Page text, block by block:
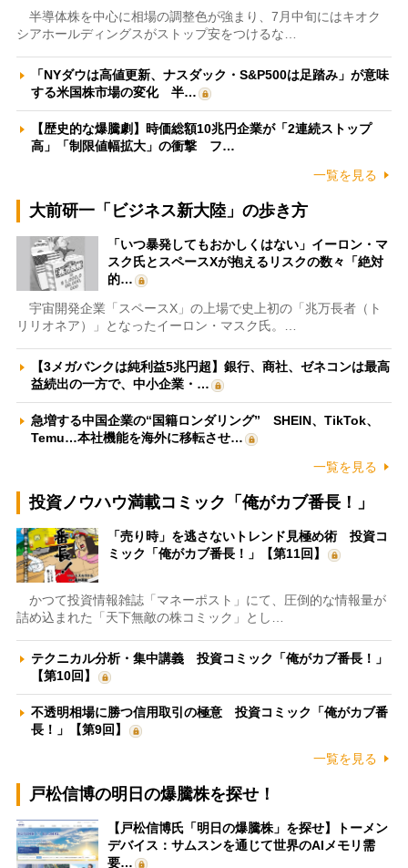
半導体株を中心に相場の調整色が強まり、7月中旬にはキオク
シアホールディングスがストップ安をつけるな…
「NYダウは高値更新、ナスダック・S&P500は足踏み」が意味
する米国株市場の変化 半…
【歴史的な爆騰劇】時価総額10兆円企業が「2連続ストップ
高」「制限値幅拡大」の衝撃 フ…
一覧を見る
大前研一「ビジネス新大陸」の歩き方
「いつ暴発してもおかしくはない」イーロン・マ
スク氏とスペースXが抱えるリスクの数々「絶対
的…
宇宙開発企業「スペースX」の上場で史上初の「兆万長者（ト
リリオネア）」となったイーロン・マスク氏。…
【3メガバンクは純利益5兆円超】銀行、商社、ゼネコンは最高
益続出の一方で、中小企業・…
急増する中国企業の“国籍ロンダリング” SHEIN、TikTok、
Temu…本社機能を海外に移転させ…
一覧を見る
投資ノウハウ満載コミック「俺がカブ番長！」
「売り時」を逃さないトレンド見極め術 投資コ
ミック「俺がカブ番長！」【第11回】
かつて投資情報雑誌「マネーポスト」にて、圧倒的な情報量が
詰め込まれた「天下無敵の株コミック」とし…
テクニカル分析・集中講義 投資コミック「俺がカブ番長！」
【第10回】
不透明相場に勝つ信用取引の極意 投資コミック「俺がカブ番
長！」【第9回】
一覧を見る
戸松信博の明日の爆騰株を探せ！
【戸松信博氏「明日の爆騰株」を探せ】トーメン
デバイス：サムスンを通じて世界のAIメモリ需
要…